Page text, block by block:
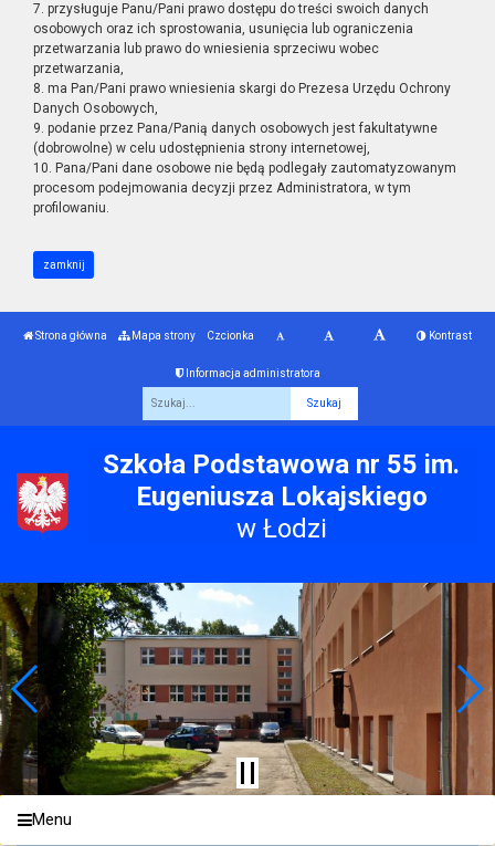
7. przysługuje Panu/Pani prawo dostępu do treści swoich danych
osobowych oraz ich sprostowania, usunięcia lub ograniczenia
przetwarzania lub prawo do wniesienia sprzeciwu wobec
przetwarzania,
8. ma Pan/Pani prawo wniesienia skargi do Prezesa Urzędu Ochrony
Danych Osobowych,
9. podanie przez Pana/Panią danych osobowych jest fakultatywne
(dobrowolne) w celu udostępnienia strony internetowej,
10. Pana/Pani dane osobowe nie będą podlegały zautomatyzowanym
procesom podejmowania decyzji przez Administratora, w tym
profilowaniu.
zamknij
Strona główna Mapa strony Czcionka Kontrast
Informacja administratora
Szkoła Podstawowa nr 55 im.
Eugeniusza Lokajskiego
w Łodzi
Menu